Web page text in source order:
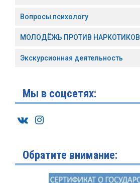
Вопросы психологу
МОЛОДЁЖЬ ПРОТИВ НАРКОТИКОВ
Экскурсионная деятельность
Мы в соцсетях:
Обратите внимание: